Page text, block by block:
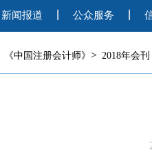
新闻报道 公众服务
《中国注册会计师》 > 2018年会刊